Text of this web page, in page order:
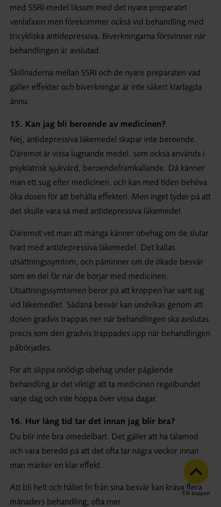
med SSRI-medel liksom med det nyare preparatet
venlafaxin men förekommer också vid behandling med
tricykliska antidepressiva. Biverkningarna försvinner när
behandlingen är avslutad.
Skillnaderna mellan SSRI och de nyare preparaten vad
gäller effekter och biverkningar är inte säkert klarlagda
ännu.
15. Kan jag bli beroende av medicinen?
Nej, antidepressiva läkemedel skapar inte beroende.
Däremot är vissa lugnande medel, som också används i
psykiatrisk sjukvård, beroende­framkallande. Då känner
man ett sug efter medicinen, och kan med tiden behöva
öka dosen för att behålla effekten. Men inget tyder på att
det skulle vara så med antidepressiva läkemedel.
Däremot vet man att många känner obehag om de slutar
tvärt med antidepressiva läkemedel. Det kallas
utsättningssymtom, och påminner om de ökade besvär
som en del får när de börjar med medicinen.
Utsättnings­symtomen beror på att kroppen har vant sig
vid läkemedlet. Sådana besvär kan undvikas genom att
dosen gradvis trappas ner när behandlingen ska avslutas,
precis som den gradvis trappades upp när behandlingen
påbörjades.
För att slippa onödigt obehag under pågående
behandling är det viktigt att ta medicinen regelbundet
varje dag och inte hoppa över vissa dagar.
16. Hur lång tid tar det innan jag blir bra?
Du blir inte bra omedelbart. Det gäller att ha tålamod
och vara beredd på att det ofta tar några veckor innan
man märker en klar effekt.
Att bli helt och hållet fri från sina besvär kan kräva flera
månaders behandling, ofta mer.
Till toppen